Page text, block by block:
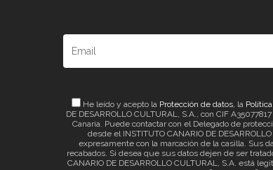
He leído y acepto la Protección de datos, la
DE DESARROLLO CULTURAL, S.A., con CIF
Canaria. Puede contactar con el Delegado de
desde el INSTITUTO CANARIO DE
expresamente con la marcación de la casilla. Sus
recabados. Si desea que sus datos dejen de ser
CANARIO DE DESARROLLO CULTURAL, S.A. está